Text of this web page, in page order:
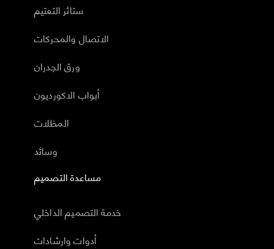
ستائر التعتيم
الاتصال والمحركات
ورق الجدران
أبواب الاكورديون
المظلات
وسائد
مساعدة التصميم
خدمة التصميم الداخلي
أدوات وارشادات